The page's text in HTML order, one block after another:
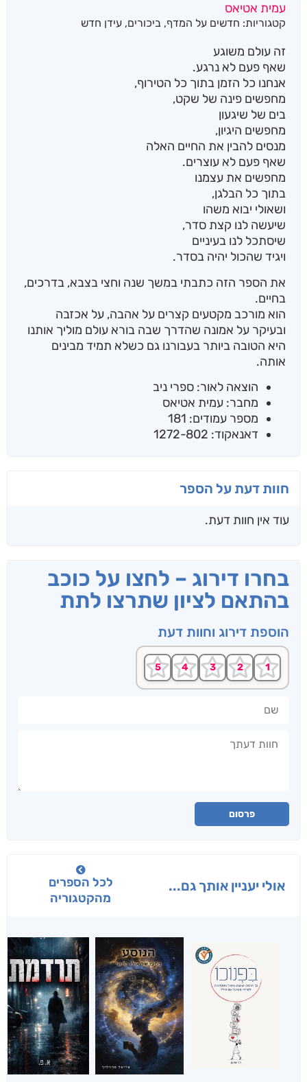
עמית אטיאס
קטגוריות: חדשים על המדף, ביכורים, עידן חדש
זה עולם משוגע
שאף פעם לא נרגע.
אנחנו כל הזמן בתוך כל הטירוף,
מחפשים פינה של שקט,
בים של שיגעון
מחפשים היגיון,
מנסים להבין את החיים האלה
שאף פעם לא עוצרים.
מחפשים את עצמנו
בתוך כל הבלגן,
ושאולי יבוא משהו
שיעשה לנו קצת סדר,
שיסתכל לנו בעיניים
ויגיד שהכול יהיה בסדר.
את הספר הזה כתבתי במשך שנה וחצי בצבא, בדרכים,
בחיים.
הוא מורכב מקטעים קצרים על אהבה, על אכזבה
ובעיקר על אמונה שהדרך שבה בורא עולם מוליך אותנו
היא הטובה ביותר בעבורנו גם כשלא תמיד מבינים
אותה.
הוצאה לאור: ספרי ניב
מחבר: עמית אטיאס
מספר עמודים: 181
דאנאקוד: 1272-802
חוות דעת על הספר
עוד אין חוות דעת.
בחרו דירוג – לחצו על כוכב
בהתאם לציון שתרצו לתת
הוספת דירוג וחוות דעת
פרסום
אולי יעניין אותך גם...
לכל הספרים
מהקטגוריה